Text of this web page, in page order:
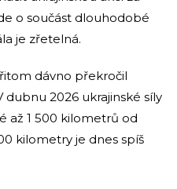
o součást dlouhodobé
je zřetelná.
dávno překročil
dubnu 2026 ukrajinské síly
až 1 500 kilometrů od
kilometry je dnes spíš